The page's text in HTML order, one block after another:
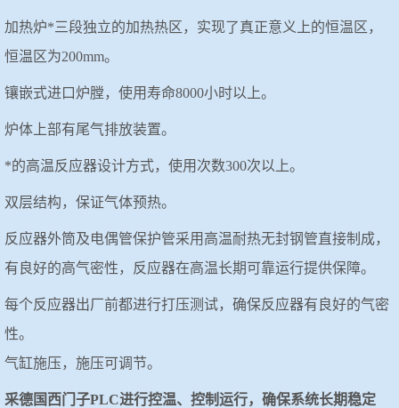
加热炉*三段独立的加热热区，实现了真正意义上的恒温区，
恒温区为200mm。
镶嵌式进口炉膛，使用寿命8000小时以上。
炉体上部有尾气排放装置。
*的高温反应器设计方式，使用次数300次以上。
双层结构，保证气体预热。
反应器外筒及电偶管保护管采用高温耐热无封钢管直接制成，
有良好的高气密性，反应器在高温长期可靠运行提供保障。
每个反应器出厂前都进行打压测试，确保反应器有良好的气密
性。
气缸施压，施压可调节。
采德国西门子PLC进行控温、控制运行，确保系统长期稳定